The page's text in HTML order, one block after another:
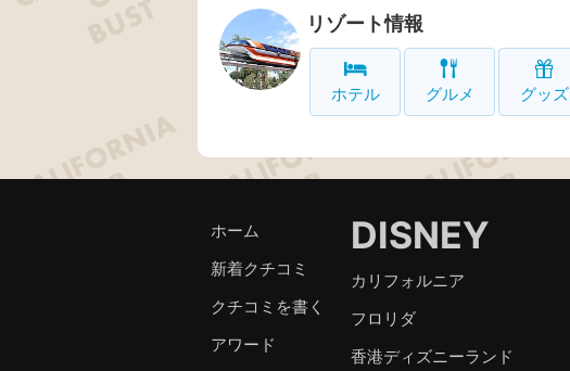
リゾート情報
ホテル グルメ グッズ
ホーム
新着クチコミ
クチコミを書く
アワード
DISNEY
カリフォルニア
フロリダ
香港ディズニーランド